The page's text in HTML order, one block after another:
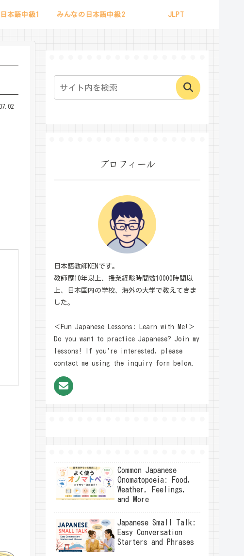
本語中級1 みんなの日本語中級2 JLPT
プロフィール
日本語教師KENです。
教師歴10年以上、授業経験時間数10000時間以
上、日本国内の学校、海外の大学で教えてきま
した。
＜Fun Japanese Lessons: Learn with Me!＞
Do you want to practice Japanese? Join my
lessons! If you're interested, please
contact me using the inquiry form below.
Common Japanese
Onomatopoeia: Food,
Weather, Feelings,
and More
Japanese Small Talk:
Easy Conversation
Starters and Phrases